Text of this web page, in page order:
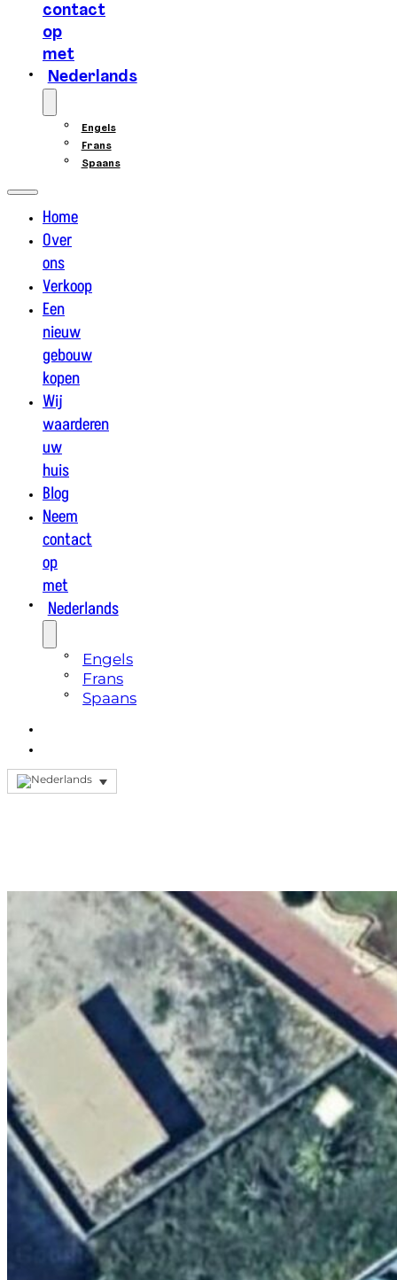
contact
op
met
Nederlands
Engels
Frans
Spaans
Home
Over
ons
Verkoop
Een
nieuw
gebouw
kopen
Wij
waarderen
uw
huis
Blog
Neem
contact
op
met
Nederlands
Engels
Frans
Spaans